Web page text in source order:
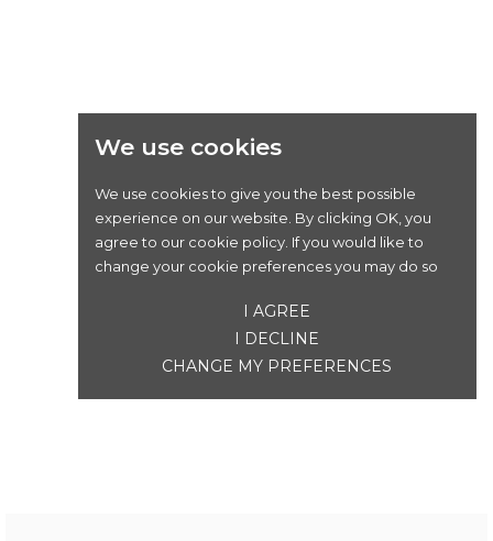
We use cookies
We use cookies to give you the best possible
experience on our website. By clicking OK, you
agree to our cookie policy. If you would like to
change your cookie preferences you may do so
I AGREE
I DECLINE
CHANGE MY PREFERENCES
SUNN SKILL S2 TAILLE S